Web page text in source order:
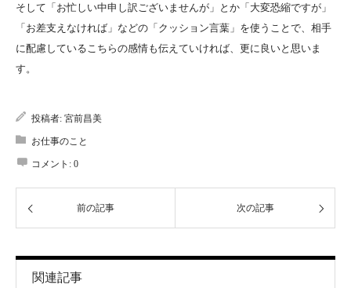
そして「お忙しい中申し訳ございませんが」とか「大変恐縮ですが」
「お差支えなければ」などの「クッション言葉」を使うことで、相手
に配慮しているこちらの感情も伝えていければ、更に良いと思いま
す。
投稿者: 宮前昌美
お仕事のこと
コメント: 0
前の記事 次の記事
関連記事